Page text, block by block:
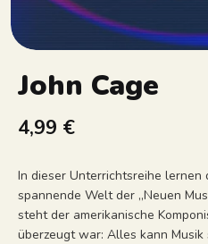
John Cage
4,99 €
In dieser Unterrichtsreihe lernen
spannende Welt der „Neuen
steht der amerikanische
überzeugt war: Alles kann Musik